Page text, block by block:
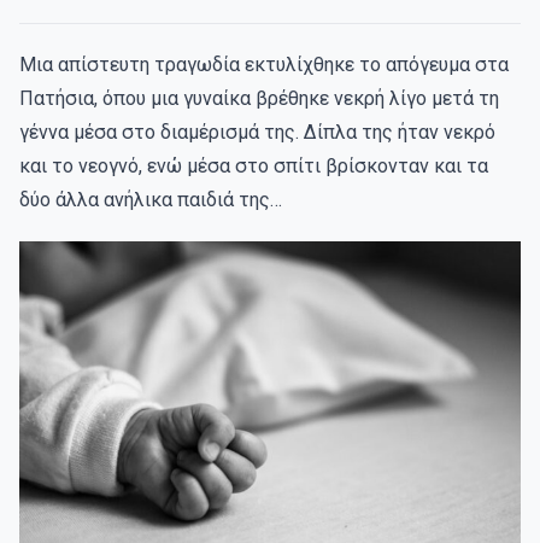
Μια απίστευτη τραγωδία εκτυλίχθηκε το απόγευμα στα
Πατήσια, όπου μια γυναίκα βρέθηκε νεκρή λίγο μετά τη
γέννα μέσα στο διαμέρισμά της. Δίπλα της ήταν νεκρό
και το νεογνό, ενώ μέσα στο σπίτι βρίσκονταν και τα
δύο άλλα ανήλικα παιδιά της…